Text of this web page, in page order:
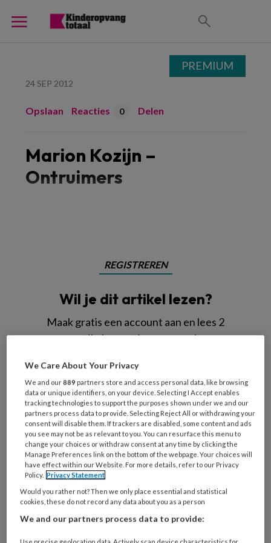
24 SEP 2012
Opslaan Reacties 0 Delen
Marion Kozijn –
Ontruimers
REGISTREREN
Wil je dit artikel lezen?
Maak gratis een account aan en lees 2
artikelen gratis per maand
Al een account of abonnement?
Wat
is
je
e-
mailadres?
* *
Kies
je
wachtwoord*
Kies
je
PREMIUM
We Care About Your Privacy
We and our889 partners store and access personal data, like browsing
data or unique identifiers, on your device. Selecting I Accept enables
tracking technologies to support the purposes shown under we and our
partners process data to provide. Selecting Reject All or withdrawing your
consent will disable them. If trackers are disabled, some content and ads
you see may not be as relevant to you. You can resurface this menu to
change your choices or withdraw consent at any time by clicking the
Manage Preferences link on the bottom of the webpage. Your choices will
have effect within our Website. For more details, refer to our Privacy
Policy. Privacy Statement
Would you rather not? Then we only place essential and statistical
cookies, these do not record any data about you as a person
We and our partners process data to provide: